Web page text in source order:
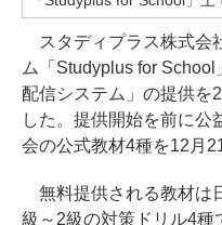
スタディプラス株式会
ム「Studyplus for
配信システム」の提供を
した。提供開始を前に公
会の公式教材4種を12月
無料提供される教材は
級～2級の対策ドリル4種